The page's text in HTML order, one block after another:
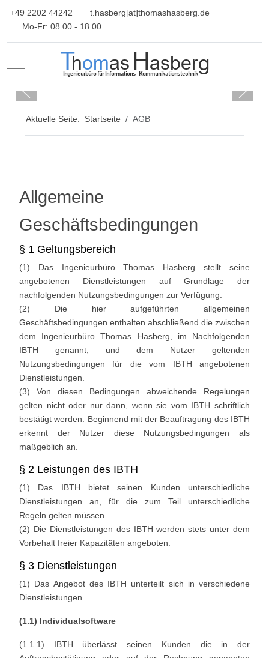
+49 2202 44242
t.hasberg[at]thomashasberg.de
Mo-Fr: 08.00 - 18.00
Mobile Menu Toggle
Aktuelle Seite: Startseite AGB
Allgemeine
Geschäftsbedingungen
§ 1 Geltungsbereich
(1) Das Ingenieurbüro Thomas Hasberg stellt seine
angebotenen Dienstleistungen auf Grundlage der
nachfolgenden Nutzungsbedingungen zur Verfügung.
(2) Die hier aufgeführten allgemeinen
Geschäftsbedingungen enthalten abschließend die zwischen
dem Ingenieurbüro Thomas Hasberg, im Nachfolgenden
IBTH genannt, und dem Nutzer geltenden
Nutzungsbedingungen für die vom IBTH angebotenen
Dienstleistungen.
(3) Von diesen Bedingungen abweichende Regelungen
gelten nicht oder nur dann, wenn sie vom IBTH schriftlich
bestätigt werden. Beginnend mit der Beauftragung des IBTH
erkennt der Nutzer diese Nutzungsbedingungen als
maßgeblich an.
§ 2 Leistungen des IBTH
(1) Das IBTH bietet seinen Kunden unterschiedliche
Dienstleistungen an, für die zum Teil unterschiedliche
Regeln gelten müssen.
(2) Die Dienstleistungen des IBTH werden stets unter dem
Vorbehalt freier Kapazitäten angeboten.
§ 3 Dienstleistungen
(1) Das Angebot des IBTH unterteilt sich in verschiedene
Dienstleistungen.
(1.1) Individualsoftware
(1.1.1) IBTH überlässt seinen Kunden die in der